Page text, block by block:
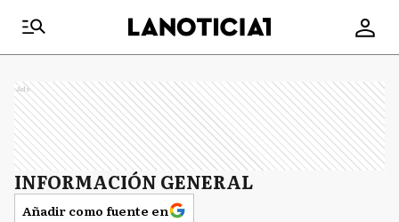
Ads
INFORMACIÓN GENERAL
Añadir como fuente en